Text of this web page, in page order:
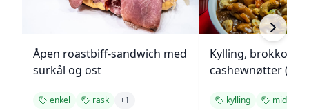
Åpen roastbiff-sandwich med
surkål og ost
enkel rask +1
Kylling, brokkoli og
cashewnøtter
kylling middag